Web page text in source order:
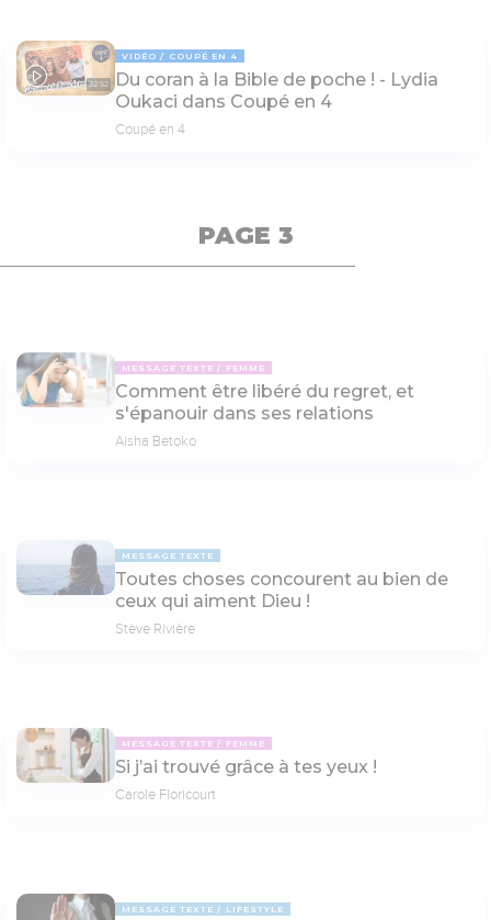
32:52
VIDÉO COUPÉ EN 4
Du coran à la Bible de poche ! - Lydia
Oukaci dans Coupé en 4
Coupé en 4
PAGE 3
MESSAGE TEXTE FEMME
Comment être libéré du regret, et
s'épanouir dans ses relations
Aisha Betoko
MESSAGE TEXTE
Toutes choses concourent au bien de
ceux qui aiment Dieu !
Stève Rivière
MESSAGE TEXTE FEMME
Si j’ai trouvé grâce à tes yeux !
Carole Floricourt
MESSAGE TEXTE LIFESTYLE